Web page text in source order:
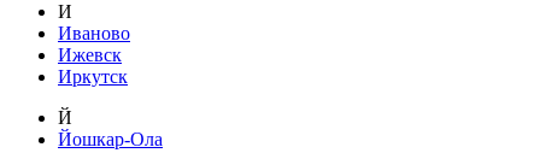
И
Иваново
Ижевск
Иркутск
Й
Йошкар-Ола